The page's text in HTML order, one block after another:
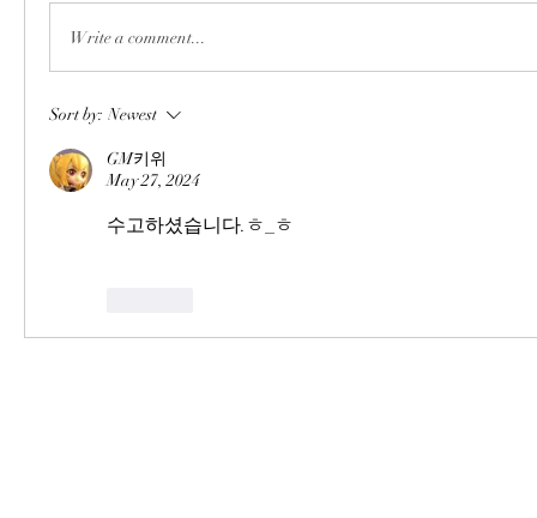
Write a comment...
Sort by: Newest
GM키위
May 27, 2024
수고하셨습니다.ㅎ_ㅎ